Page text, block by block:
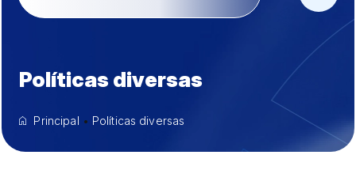
Políticas diversas
Principal • Políticas diversas